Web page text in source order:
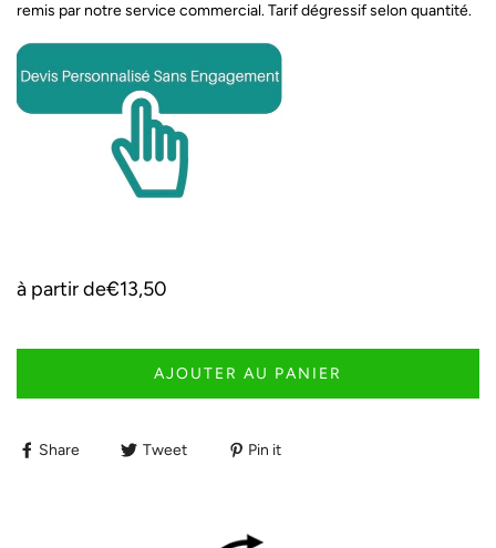
remis par notre service commercial. Tarif dégressif selon quantité.
à partir de€13,50
AJOUTER AU PANIER
Share Tweet Pin it